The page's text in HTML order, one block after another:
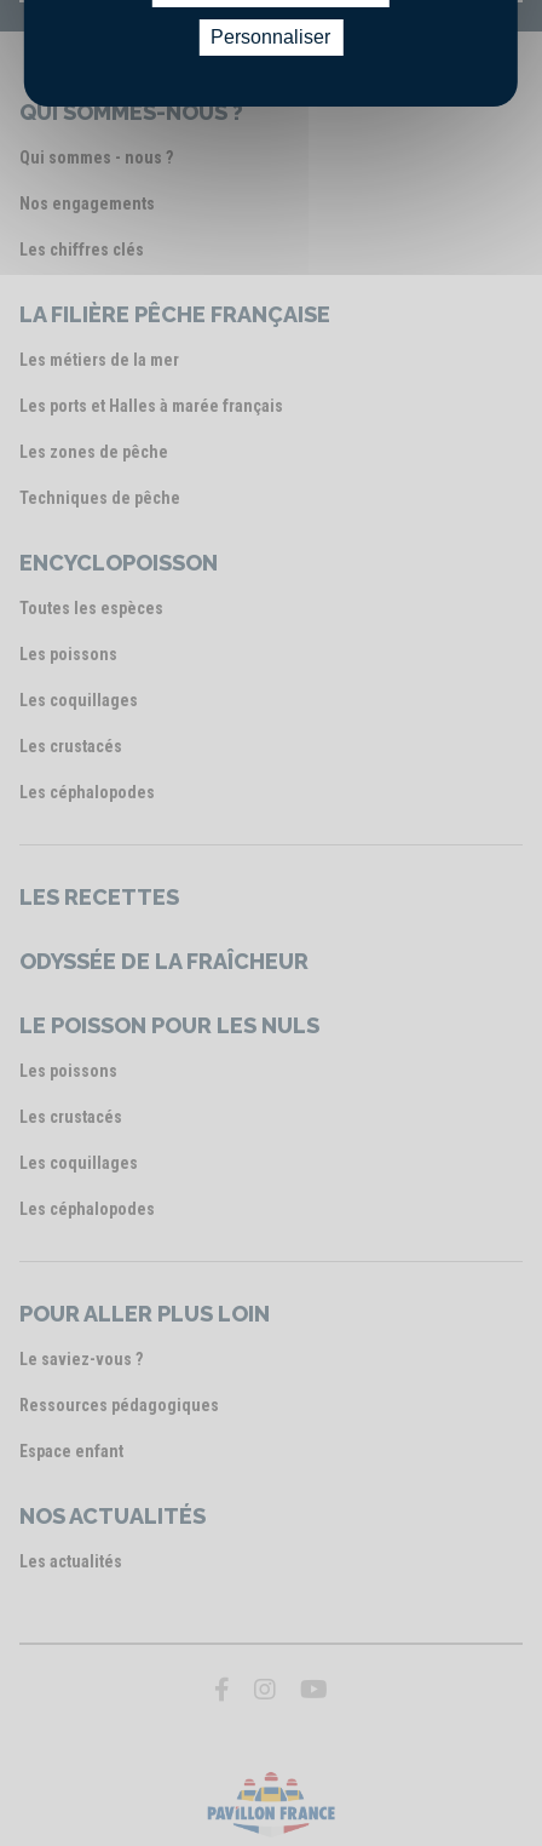
QUI SOMMES-NOUS ?
Qui sommes - nous ?
Nos engagements
Les chiffres clés
LA FILIÈRE PÊCHE FRANÇAISE
Les métiers de la mer
Les ports et Halles à marée français
Les zones de pêche
Techniques de pêche
ENCYCLOPOISSON
Toutes les espèces
Les poissons
Les coquillages
Les crustacés
Les céphalopodes
LES RECETTES
ODYSSÉE DE LA FRAÎCHEUR
LE POISSON POUR LES NULS
Les poissons
Les crustacés
Les coquillages
Les céphalopodes
POUR ALLER PLUS LOIN
Le saviez-vous ?
Ressources pédagogiques
Espace enfant
NOS ACTUALITÉS
Les actualités
Personnaliser